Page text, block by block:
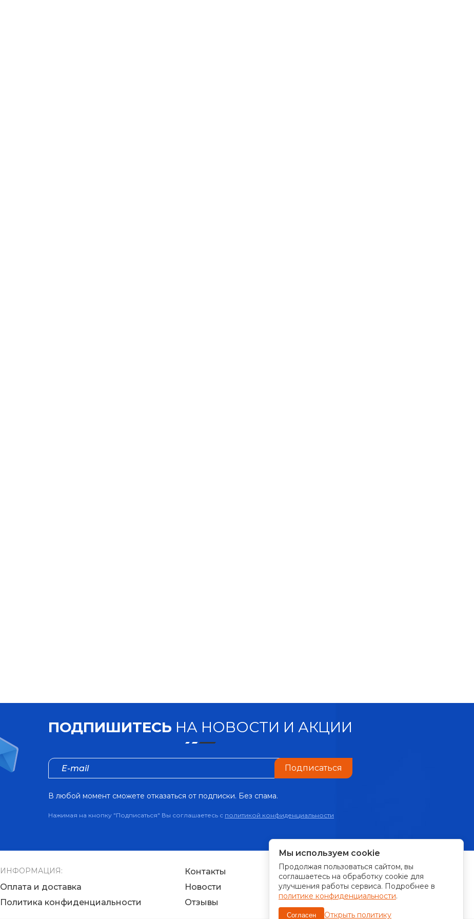
ПОДПИШИТЕСЬ НА НОВОСТИ И АКЦИИ
Подписаться
В любой момент сможете отказаться от подписки. Без спама.
Нажимая на кнопку "Подписаться" Вы соглашаетесь с политикой конфиденциальности
ИНФОРМАЦИЯ:
Контакты
Оплата и доставка
Новости
Политика конфиденциальности
Отзывы
ПРИНИМАЕМ К ОПЛАТЕ:
Мы используем cookie
Продолжая пользоваться сайтом, вы
соглашаетесь на обработку cookie для
улучшения работы сервиса. Подробнее в
политике конфиденциальности.
Согласен Открыть политику